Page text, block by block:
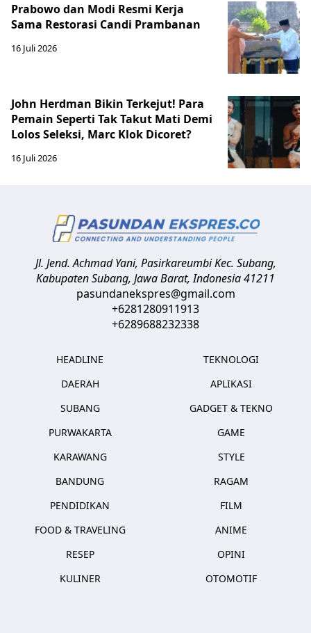
Prabowo dan Modi Resmi Kerja
Sama Restorasi Candi Prambanan
16 Juli 2026
John Herdman Bikin Terkejut! Para
Pemain Seperti Tak Takut Mati Demi
Lolos Seleksi, Marc Klok Dicoret?
16 Juli 2026
Jl. Jend. Achmad Yani, Pasirkareumbi Kec. Subang,
Kabupaten Subang, Jawa Barat,Indonesia41211
pasundanekspres@gmail.com
+6281280911913
+6289688232338
HEADLINE
DAERAH
SUBANG
PURWAKARTA
KARAWANG
BANDUNG
PENDIDIKAN
FOOD & TRAVELING
RESEP
KULINER
TEKNOLOGI
APLIKASI
GADGET & TEKNO
GAME
STYLE
RAGAM
FILM
ANIME
OPINI
OTOMOTIF